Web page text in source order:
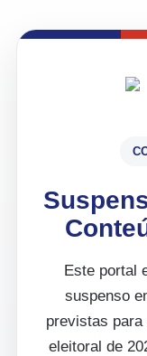
Este portal
suspenso
previstas para
eleitoral de